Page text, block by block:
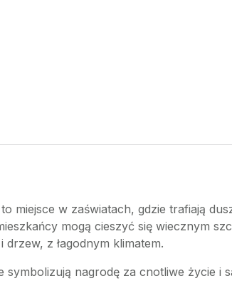
miejsce w zaświatach, gdzie trafiają
mogą cieszyć się wiecznym
drzew, z łagodnym klimatem.
symbolizują nagrodę za cnotliwe życie